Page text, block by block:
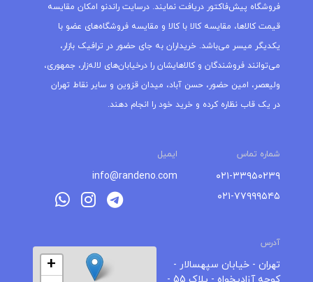
فروشگاه پیش‌فاکتور دریافت نمایند. درسایت راندنو امکان مقایسه
قیمت کالاها، مقایسه کالا با کالا و مقایسه فروشگاه‌های عضو با
یکدیگر میسر می‌باشد. خریداران به جای حضور در ترافیک بازار،
می‌توانند فروشندگان و کالاهایشان را درخیابان‌های لاله‌زار، جمهوری،
ولیعصر، امین حضور، حسن آباد، میدان قزوین و سایر نقاط تهران
در یک قاب نظاره کرده و خرید خود را انجام دهند.
شماره تماس ایمیل
۰۲۱-۳۳۹۵۰۲۳۹
۰۲۱-۷۷۹۹۹۵۴۵
info@randeno.com
آدرس
تهران - خیابان سپهسالار -
+